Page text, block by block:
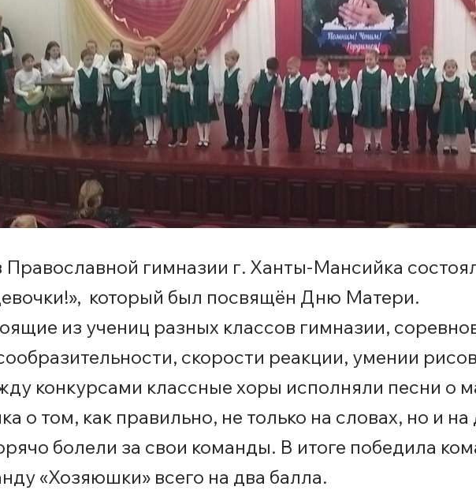
Православной гимназии г. Ханты-Мансийка
который был посвящён Дню Матери.
из учениц разных классов гимназии,
скорости реакции, умении
конкурсами классные хоры исполняли песни о
о том, как правильно, не только на словах, но и
болели за свои команды. В итоге победила
«Хозяюшки» всего на два балла.